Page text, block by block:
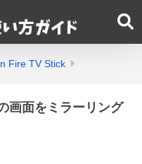
Fire TV Stick
画面をミラーリング